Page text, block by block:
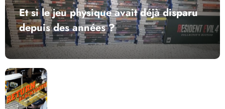
Et si le jeu physique avait déjà disparu
depuis des années ?